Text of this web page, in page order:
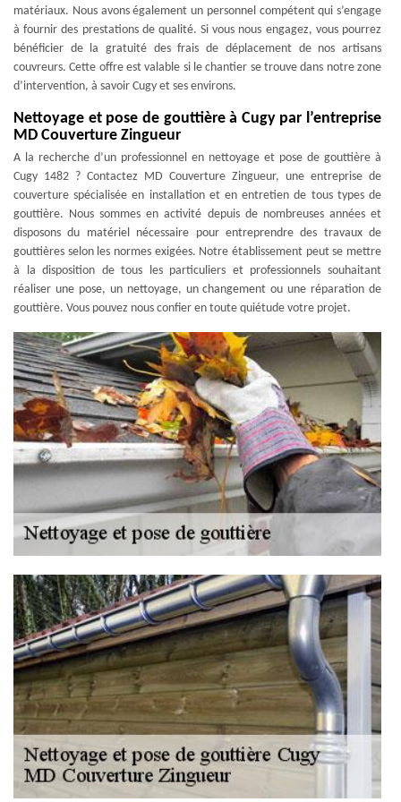
matériaux. Nous avons également un personnel compétent qui s’engage
à fournir des prestations de qualité. Si vous nous engagez, vous pourrez
bénéficier de la gratuité des frais de déplacement de nos artisans
couvreurs. Cette offre est valable si le chantier se trouve dans notre zone
d’intervention, à savoir Cugy et ses environs.
Nettoyage et pose de gouttière à Cugy par l’entreprise
MD Couverture Zingueur
A la recherche d’un professionnel en nettoyage et pose de gouttière à
Cugy 1482 ? Contactez MD Couverture Zingueur, une entreprise de
couverture spécialisée en installation et en entretien de tous types de
gouttière. Nous sommes en activité depuis de nombreuses années et
disposons du matériel nécessaire pour entreprendre des travaux de
gouttières selon les normes exigées. Notre établissement peut se mettre
à la disposition de tous les particuliers et professionnels souhaitant
réaliser une pose, un nettoyage, un changement ou une réparation de
gouttière. Vous pouvez nous confier en toute quiétude votre projet.